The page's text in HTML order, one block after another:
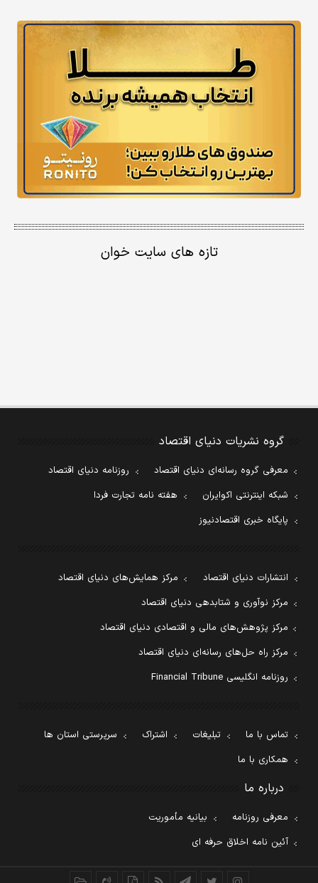
تازه های سایت خوان
گروه نشریات دنیای اقتصاد
معرفی گروه رسانه‌ای دنیای اقتصاد
روزنامه دنیای اقتصاد
شبکه اینترنتی اکوایران
هفته نامه تجارت فردا
پایگاه خبری اقتصادنیوز
انتشارات دنیای اقتصاد
مرکز همایش‌های دنیای اقتصاد
مرکز نوآوری و شتابدهی دنیای اقتصاد
مرکز پژوهش‌های مالی و اقتصادی دنیای اقتصاد
مرکز راه حل‌های رسانه‌ای دنیای اقتصاد
روزنامه انگلیسی Financial Tribune
تماس با ما تبلیغات اشتراک
سرپرستی استان ها
همکاری با ما
درباره ما
معرفی روزنامه
بیانیه مأموریت
آئین نامه اخلاق حرفه ای